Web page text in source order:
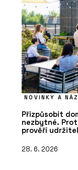
NOVINKY A
Přizpůsobit
nezbytné.
prověří
28. 6. 2026